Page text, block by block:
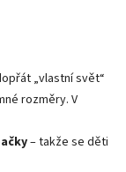
„vlastní svět“
rozměry. V
– takže se děti